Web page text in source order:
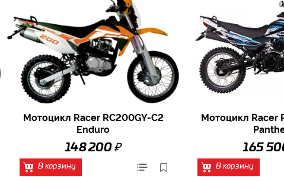
Мотоцикл Racer RC200GY-C2
Enduro
148 200 ₽
В корзину
Мотоцикл Racer
165
В корзину